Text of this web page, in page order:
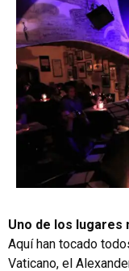
Uno de los lugares
Aquí han tocado
Vaticano, el